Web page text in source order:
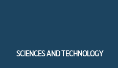
SCIENCES AND TECHNOLOGY